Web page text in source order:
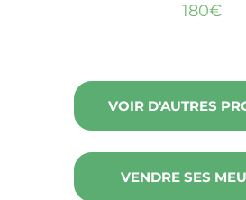
180€
VOIR D'AUTRES
VENDRE SES